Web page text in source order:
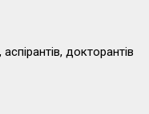
докторантів